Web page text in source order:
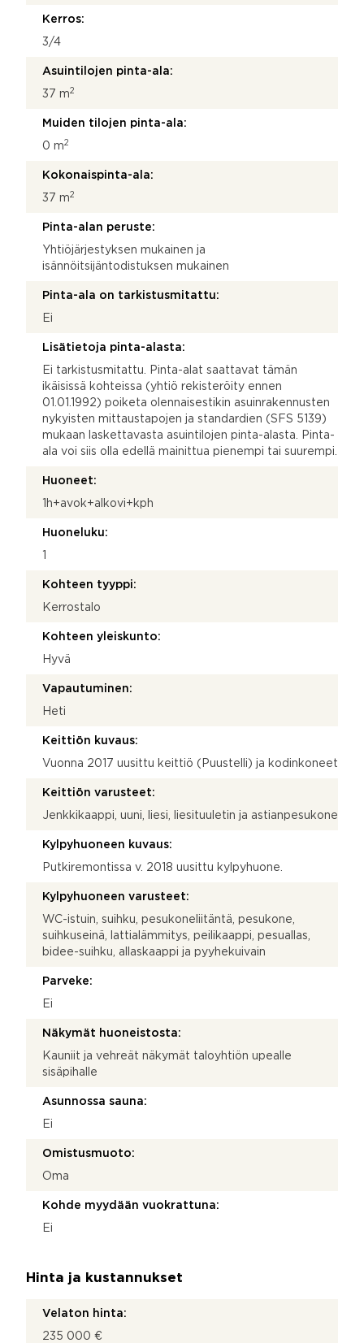
Kerros:
3/4
Asuintilojen pinta-ala:
37 m2
Muiden tilojen pinta-ala:
0 m2
Kokonaispinta-ala:
37 m2
Pinta-alan peruste:
Yhtiöjärjestyksen mukainen ja
isännöitsijäntodistuksen mukainen
Pinta-ala on tarkistusmitattu:
Ei
Lisätietoja pinta-alasta:
Ei tarkistusmitattu. Pinta-alat saattavat tämän
ikäisissä kohteissa (yhtiö rekisteröity ennen
01.01.1992) poiketa olennaisestikin asuinrakennusten
nykyisten mittaustapojen ja standardien (SFS 5139)
mukaan laskettavasta asuintilojen pinta-alasta. Pinta-
ala voi siis olla edellä mainittua pienempi tai suurempi.
Huoneet:
1h+avok+alkovi+kph
Huoneluku:
Kohteen tyyppi:
Kerrostalo
Kohteen yleiskunto:
Hyvä
Vapautuminen:
Heti
Keittiön kuvaus:
Vuonna 2017 uusittu keittiö (Puustelli) ja kodinkoneet
Keittiön varusteet:
Jenkkikaappi, uuni, liesi, liesituuletin ja astianpesukone
Kylpyhuoneen kuvaus:
Putkiremontissa v. 2018 uusittu kylpyhuone.
Kylpyhuoneen varusteet:
WC-istuin, suihku, pesukoneliitäntä, pesukone,
suihkuseinä, lattialämmitys, peilikaappi, pesuallas,
bidee-suihku, allaskaappi ja pyyhekuivain
Parveke:
Ei
Näkymät huoneistosta:
Kauniit ja vehreät näkymät taloyhtiön upealle
sisäpihalle
Asunnossa sauna:
Ei
Omistusmuoto:
Oma
Kohde myydään vuokrattuna:
Ei
Hinta ja kustannukset
Velaton hinta:
235 000 €